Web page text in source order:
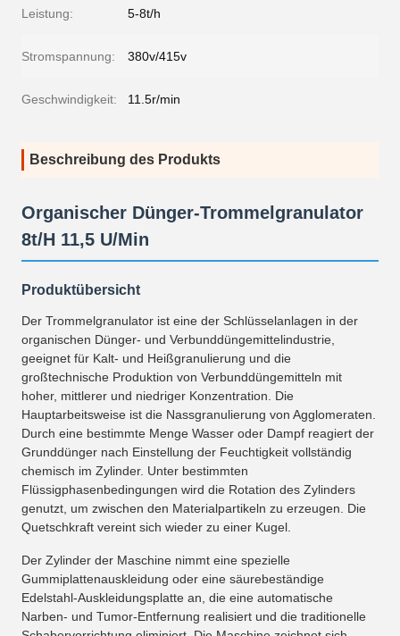
Leistung: 5-8t/h
Stromspannung: 380v/415v
Geschwindigkeit: 11.5r/min
Beschreibung des Produkts
Organischer Dünger-Trommelgranulator
8t/H 11,5 U/Min
Produktübersicht
Der Trommelgranulator ist eine der Schlüsselanlagen in der
organischen Dünger- und Verbunddüngemittelindustrie,
geeignet für Kalt- und Heißgranulierung und die
großtechnische Produktion von Verbunddüngemitteln mit
hoher, mittlerer und niedriger Konzentration. Die
Hauptarbeitsweise ist die Nassgranulierung von Agglomeraten.
Durch eine bestimmte Menge Wasser oder Dampf reagiert der
Grunddünger nach Einstellung der Feuchtigkeit vollständig
chemisch im Zylinder. Unter bestimmten
Flüssigphasenbedingungen wird die Rotation des Zylinders
genutzt, um zwischen den Materialpartikeln zu erzeugen. Die
Quetschkraft vereint sich wieder zu einer Kugel.
Der Zylinder der Maschine nimmt eine spezielle
Gummiplattenauskleidung oder eine säurebeständige
Edelstahl-Auskleidungsplatte an, die eine automatische
Narben- und Tumor-Entfernung realisiert und die traditionelle